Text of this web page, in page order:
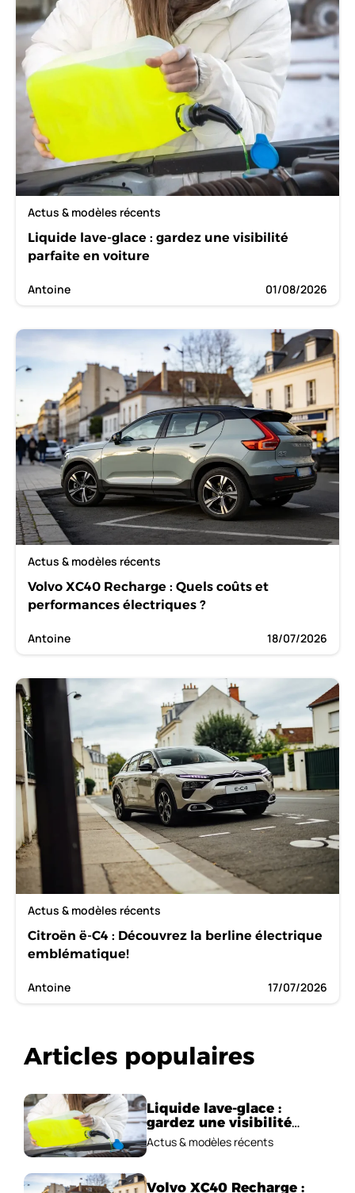
Actus & modèles récents
Liquide lave-glace : gardez une visibilité
parfaite en voiture
Antoine 01/08/2026
Actus & modèles récents
Volvo XC40 Recharge : Quels coûts et
performances électriques ?
Antoine 18/07/2026
Actus & modèles récents
Citroën ë-C4 : Découvrez la berline électrique
emblématique!
Antoine 17/07/2026
Articles populaires
Liquide lave-glace :
gardez une visibilité
parfaite en voiture
Actus & modèles récents
Volvo XC40 Recharge :